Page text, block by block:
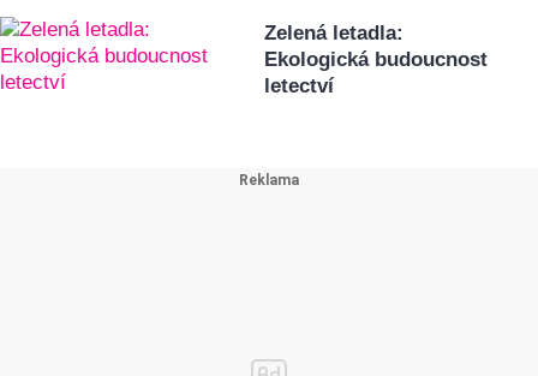
Zelená letadla:
Ekologická budoucnost
letectví